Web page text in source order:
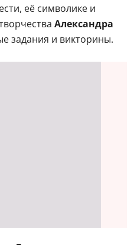
её символике и
Александра
задания и викторины.